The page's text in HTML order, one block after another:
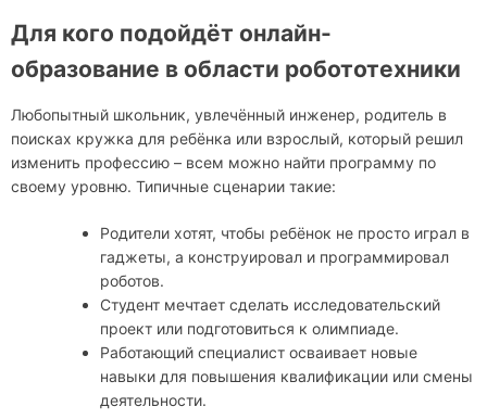
Для кого подойдёт онлайн-
образование в области робототехники
Любопытный школьник, увлечённый инженер, родитель в
поисках кружка для ребёнка или взрослый, который решил
изменить профессию – всем можно найти программу по
своему уровню. Типичные сценарии такие:
Родители хотят, чтобы ребёнок не просто играл в
гаджеты, а конструировал и программировал
роботов.
Студент мечтает сделать исследовательский
проект или подготовиться к олимпиаде.
Работающий специалист осваивает новые
навыки для повышения квалификации или смены
деятельности.